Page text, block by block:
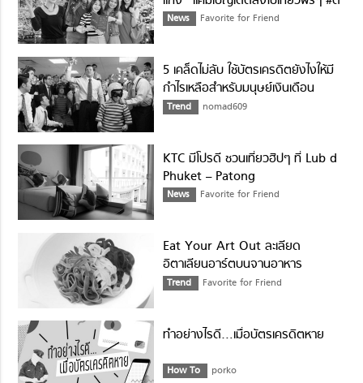
ต่อใจ
News Favorite for Friend
5 เคล็ดไม่ลับ ใช้บัตรเครดิตยังไงให้มี
กำไรเหลือสำหรับมนุษย์เงินเดือน
Trend nomad609
KTC มีโปรดี ชวนเที่ยวฮิปๆ ที่ Lub d
Phuket – Patong
News Favorite for Friend
Eat Your Art Out ละเลียด
อิตาเลียนอาร์ตบนจานอาหาร
Trend Favorite for Friend
ทำอย่างไรดี…เมื่อบัตรเครดิตหาย
How To porko